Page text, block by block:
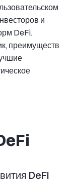
и
DeFi.
преимуществ
DeFi